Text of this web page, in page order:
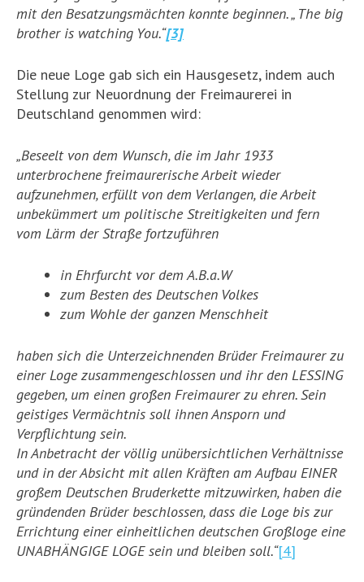
mit den Besatzungsmächten konnte beginnen. „ The big
brother is watching You.“[3]
Die neue Loge gab sich ein Hausgesetz, indem auch
Stellung zur Neuordnung der Freimaurerei in
Deutschland genommen wird:
„Beseelt von dem Wunsch, die im Jahr 1933
unterbrochene freimaurerische Arbeit wieder
aufzunehmen, erfüllt von dem Verlangen, die Arbeit
unbekümmert um politische Streitigkeiten und fern
vom Lärm der Straße fortzuführen
in Ehrfurcht vor dem A.B.a.W
zum Besten des Deutschen Volkes
zum Wohle der ganzen Menschheit
haben sich die Unterzeichnenden Brüder Freimaurer zu
einer Loge zusammengeschlossen und ihr den LESSING
gegeben, um einen großen Freimaurer zu ehren. Sein
geistiges Vermächtnis soll ihnen Ansporn und
Verpflichtung sein.
In Anbetracht der völlig unübersichtlichen Verhältnisse
und in der Absicht mit allen Kräften am Aufbau EINER
großem Deutschen Bruderkette mitzuwirken, haben die
gründenden Brüder beschlossen, dass die Loge bis zur
Errichtung einer einheitlichen deutschen Großloge eine
UNABHÄNGIGE LOGE sein und bleiben soll.“[4]